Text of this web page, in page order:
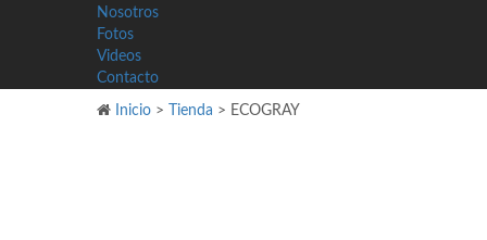
Nosotros
Fotos
Videos
Contacto
Inicio > Tienda > ECOGRAY